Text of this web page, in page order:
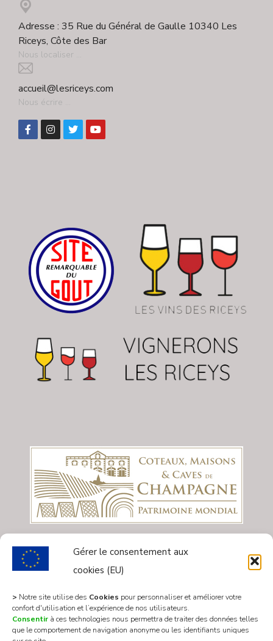
Gérer le consentement aux
cookies (EU)
> Notre site utilise des Cookies pour personnaliser et améliorer votre
confort d'utilisation et l’expérience de nos utilisateurs.
Consentir à ces technologies nous permettra de traiter des données telles
que le comportement de navigation anonyme ou les identifiants uniques
Adresse : 35 Rue du Général de Gaulle 10340 Les
Riceys, Côte des Bar
Nous localiser ...
accueil@lesriceys.com
Nous écrire ...